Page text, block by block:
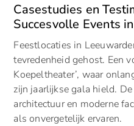
Casestudies en
Succesvolle Events
Feestlocaties in
tevredenheid gehost. Een
Koepeltheater’, waar
zijn jaarlijkse gala hield.
architectuur en moderne
als onvergetelijk ervaren.